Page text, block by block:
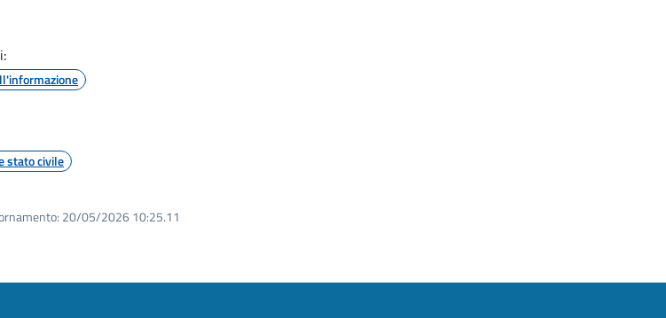
stato civile
20/05/2026 10:25.11